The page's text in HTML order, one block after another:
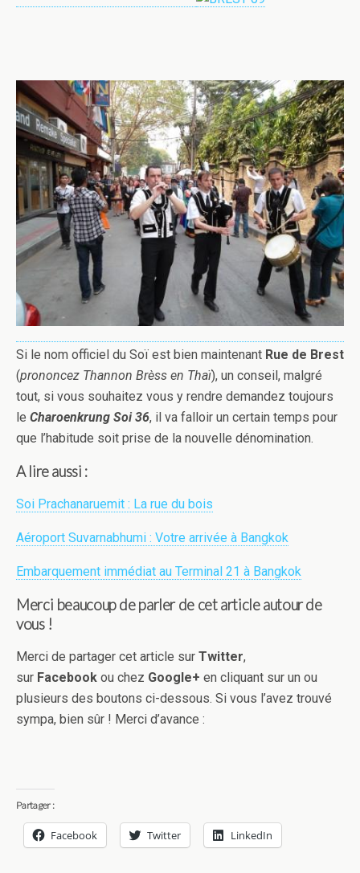
Si le nom officiel du Soï est bien maintenant Rue de Brest
(prononcez Thannon Brèss en Thaï), un conseil, malgré
tout, si vous souhaitez vous y rendre demandez toujours
le Charoenkrung Soi 36, il va falloir un certain temps pour
que l’habitude soit prise de la nouvelle dénomination.
A lire aussi :
Soi Prachanaruemit : La rue du bois
Aéroport Suvarnabhumi : Votre arrivée à Bangkok
Embarquement immédiat au Terminal 21 à Bangkok
Merci beaucoup de parler de cet article autour de
vous !
Merci de partager cet article sur Twitter,
sur Facebook ou chez Google+ en cliquant sur un ou
plusieurs des boutons ci-dessous. Si vous l’avez trouvé
sympa, bien sûr ! Merci d’avance :
Partager :
Facebook Twitter LinkedIn